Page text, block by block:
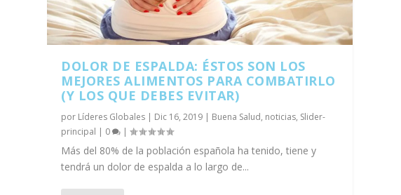
DOLOR DE ESPALDA: ÉSTOS SON LOS
MEJORES ALIMENTOS PARA COMBATIRLO
(Y LOS QUE DEBES EVITAR)
por Líderes Globales | Dic 16, 2019 | Buena Salud, noticias, Slider-
principal | 0 |
Más del 80% de la población española ha tenido, tiene y
tendrá un dolor de espalda a lo largo de...